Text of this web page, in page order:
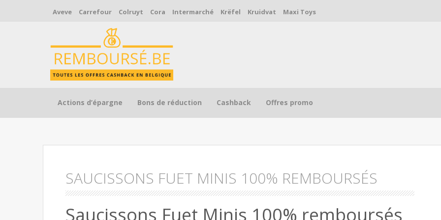
Aveve Carrefour Colruyt Cora Intermarché Krëfel Kruidvat Maxi Toys
Skip to content
Actions d’épargne Bons de réduction Cashback Offres promo
SAUCISSONS FUET MINIS 100% REMBOURSÉS
Saucissons Fuet Minis 100% remboursés